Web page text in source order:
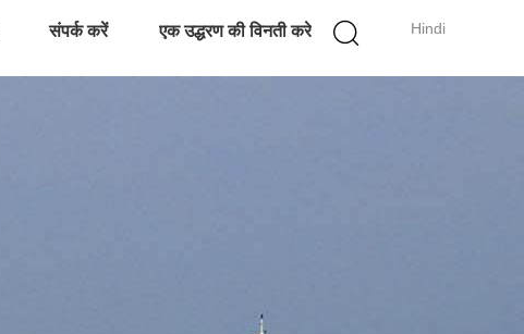
Hindi
संपर्क करें एक उद्धरण की विनती करे